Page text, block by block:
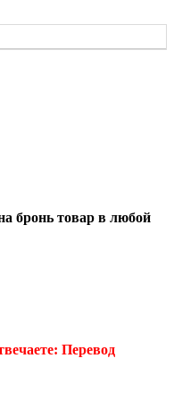
бронь товар в любой
Перевод